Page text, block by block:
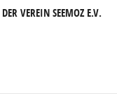
DER VEREIN SEEMOZ E.V.